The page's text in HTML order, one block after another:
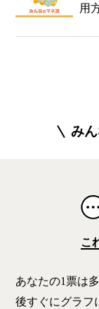
用
み
こ
あなたの1票は
後すぐにグラフ